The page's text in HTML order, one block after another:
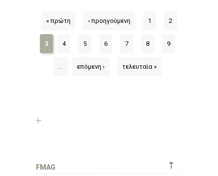
« πρώτη ‹ προηγούμενη 1 2
3 4 5 6 7 8 9
… επόμενη › τελευταία »
↑
FMAG